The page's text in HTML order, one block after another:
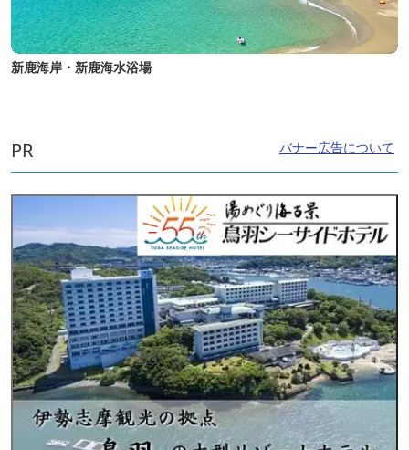
新鹿海岸・新鹿海水浴場
PR バナー広告について